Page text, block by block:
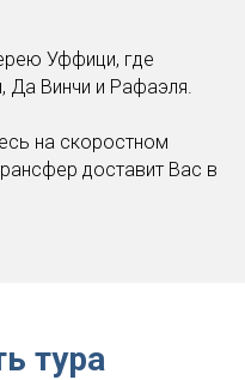
Уффици, где
Да Винчи и Рафаэля.
на скоростном
доставит Вас в
тура